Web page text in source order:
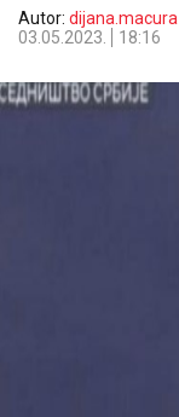
Autor: dijana.macura
03.05.2023.
18:16